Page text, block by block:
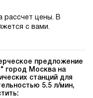
рассчет цены. В
с вами.
предложение
город Москва на
станций для
5.5 л/мин,